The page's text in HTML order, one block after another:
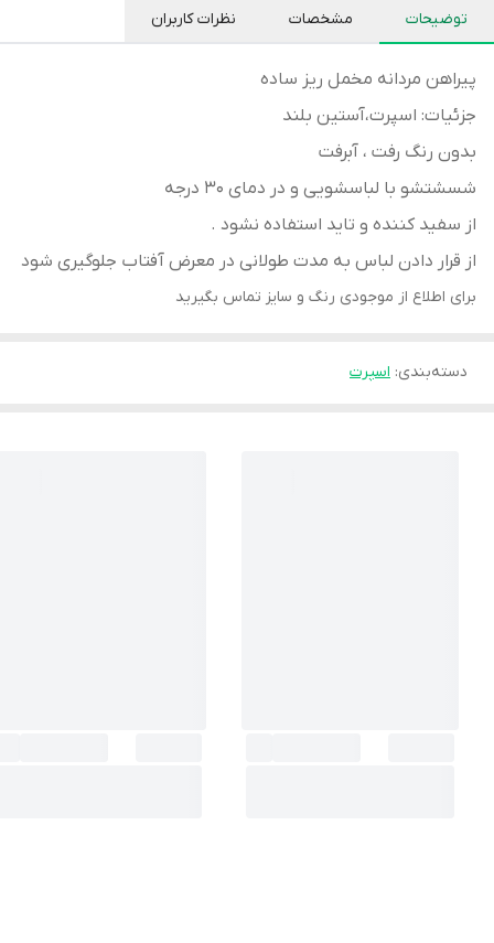
توضیحات مشخصات نظرات کاربران
پیراهن مردانه مخمل ریز ساده
جزئیات: اسپرت،آستین بلند
بدون رنگ رفت ، آبرفت
شسشتشو با لباسشویی و در دمای 30 درجه
از سفید کننده و تاید استفاده نشود .
از قرار دادن لباس به مدت طولانی در معرض آفتاب جلوگیری شود
برای اطلاع از موجودی رنگ و سایز تماس بگیرید
دسته‌بندی: اسپرت